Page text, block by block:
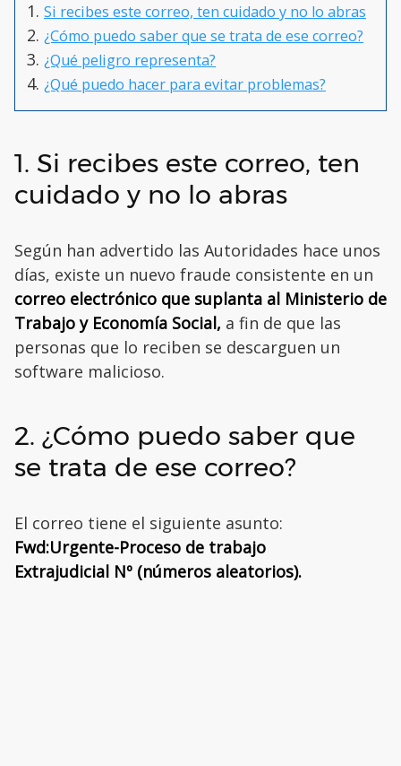
Si recibes este correo, ten cuidado y no lo abras
¿Cómo puedo saber que se trata de ese correo?
¿Qué peligro representa?
¿Qué puedo hacer para evitar problemas?
1. Si recibes este correo, ten
cuidado y no lo abras
Según han advertido las Autoridades hace unos
días, existe un nuevo fraude consistente en un
correo electrónico que suplanta al Ministerio de
Trabajo y Economía Social, a fin de que las
personas que lo reciben se descarguen un
software malicioso.
2. ¿Cómo puedo saber que
se trata de ese correo?
El correo tiene el siguiente asunto:
Fwd:Urgente-Proceso de trabajo
Extrajudicial Nº (números aleatorios).